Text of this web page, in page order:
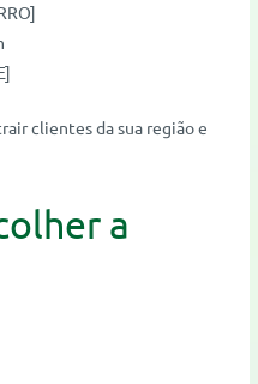
clientes da sua região e
a